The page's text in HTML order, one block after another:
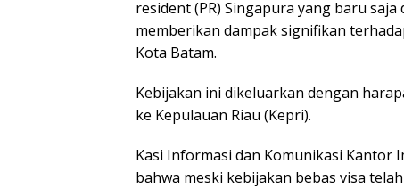
resident (PR) Singapura yang baru
memberikan dampak signifikan
Kota Batam.
Kebijakan ini dikeluarkan dengan
ke Kepulauan Riau (Kepri).
Kasi Informasi dan Komunikasi Kantor
bahwa meski kebijakan bebas visa